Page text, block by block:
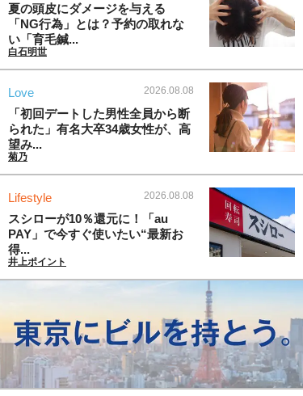
夏の頭皮にダメージを与える
「NG行為」とは？予約の取れな
い「育毛鍼...
白石明世
Love 2026.08.08
「初回デートした男性全員から断
られた」有名大卒34歳女性が、高
望み...
菊乃
Lifestyle 2026.08.08
スシローが10％還元に！「au
PAY」で今すぐ使いたい“最新お
得...
井上ポイント